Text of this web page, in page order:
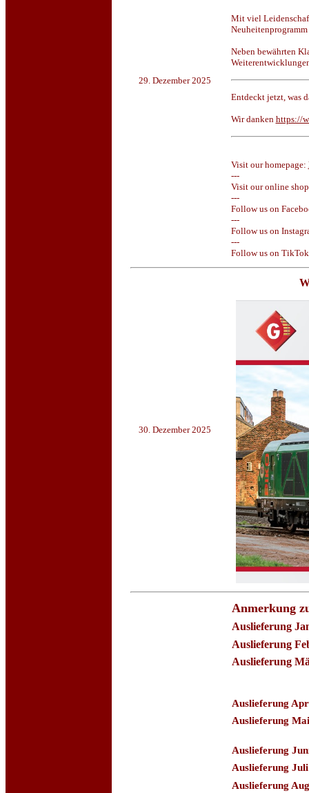
29. Dezember 2025
Mit viel
Neben bewährten
Entdeckt jetzt, was
Wir danken https://
Visit our homepage:
---
Visit our online
---
Follow us on
---
Follow us on
---
Follow us on
30. Dezember 2025
Anmerkung
Auslieferung
Auslieferung
Auslieferung
Auslieferung
Auslieferung
Auslieferung
Auslieferung
Auslieferung